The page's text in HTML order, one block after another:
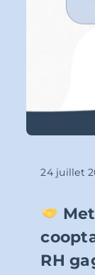
24 juillet
RH